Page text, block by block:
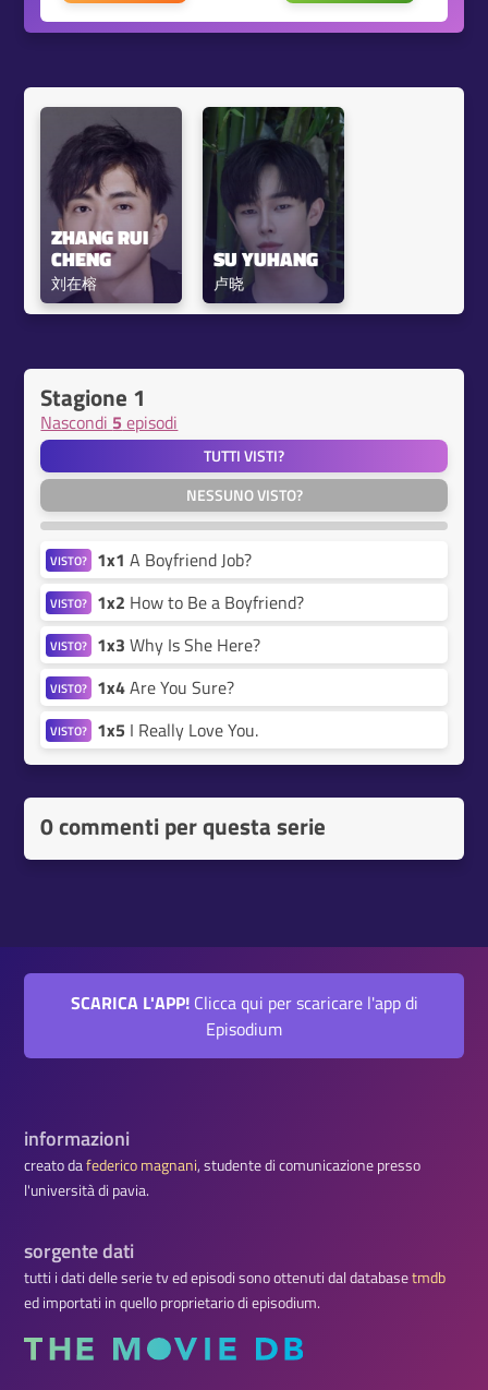
ZHANG RUI
CHENG
刘在榕
SU YUHANG
卢晓
Stagione 1
Nascondi 5 episodi
TUTTI VISTI?
NESSUNO VISTO?
VISTO? 1x1 A Boyfriend Job?
VISTO? 1x2 How to Be a Boyfriend?
VISTO? 1x3 Why Is She Here?
VISTO? 1x4Are You Sure?
VISTO? 1x5 I Really Love You.
0 commenti per questa serie
SCARICA L'APP!Clicca qui per scaricare l'app di
Episodium
informazioni
creato dafederico magnani, studente di comunicazione presso
l'università di pavia.
sorgente dati
tutti i dati delle serie tv ed episodi sono ottenuti dal databasetmdb
ed importati in quello proprietario di episodium.